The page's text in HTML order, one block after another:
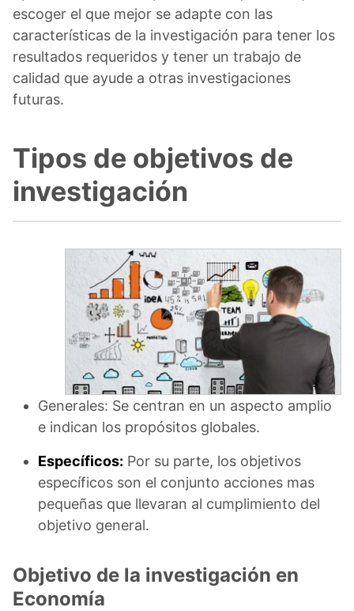
escoger el que mejor se adapte con las
características de la investigación para tener los
resultados requeridos y tener un trabajo de
calidad que ayude a otras investigaciones
futuras.
Tipos de objetivos de
investigación
Generales: Se centran en un aspecto amplio
e indican los propósitos globales.
Específicos: Por su parte, los objetivos
específicos son el conjunto acciones mas
pequeñas que llevaran al cumplimiento del
objetivo general.
Objetivo de la investigación en
Economía